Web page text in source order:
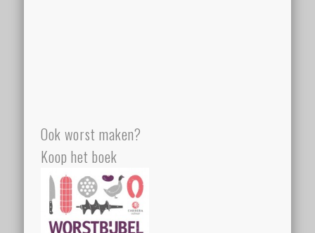
Ook worst maken?
Koop het boek